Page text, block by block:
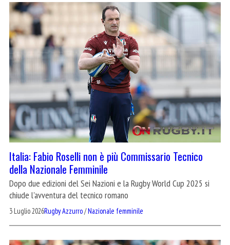
Italia: Fabio Roselli non è più Commissario Tecnico
della Nazionale Femminile
Dopo due edizioni del Sei Nazioni e la Rugby World Cup 2025 si
chiude l'avventura del tecnico romano
3 Luglio 2026Rugby Azzurro/Nazionale femminile